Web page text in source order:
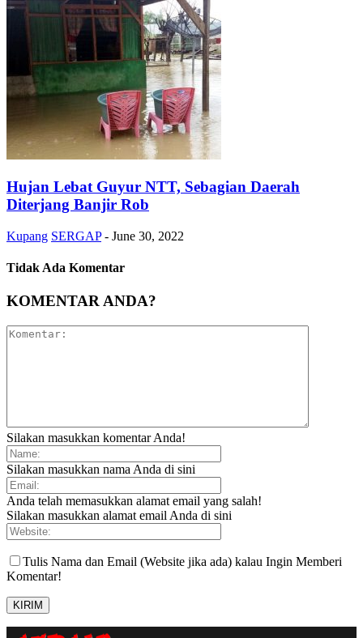
Hujan Lebat Guyur NTT, Sebagian Daerah
Diterjang Banjir Rob
Kupang SERGAP - June 30, 2022
Tidak Ada Komentar
KOMENTAR ANDA?
Silakan masukkan komentar Anda!
Silakan masukkan nama Anda di sini
Anda telah memasukkan alamat email yang salah!
Silakan masukkan alamat email Anda di sini
Tulis Nama dan Email (Website jika ada) kalau Ingin Memberi
Komentar!